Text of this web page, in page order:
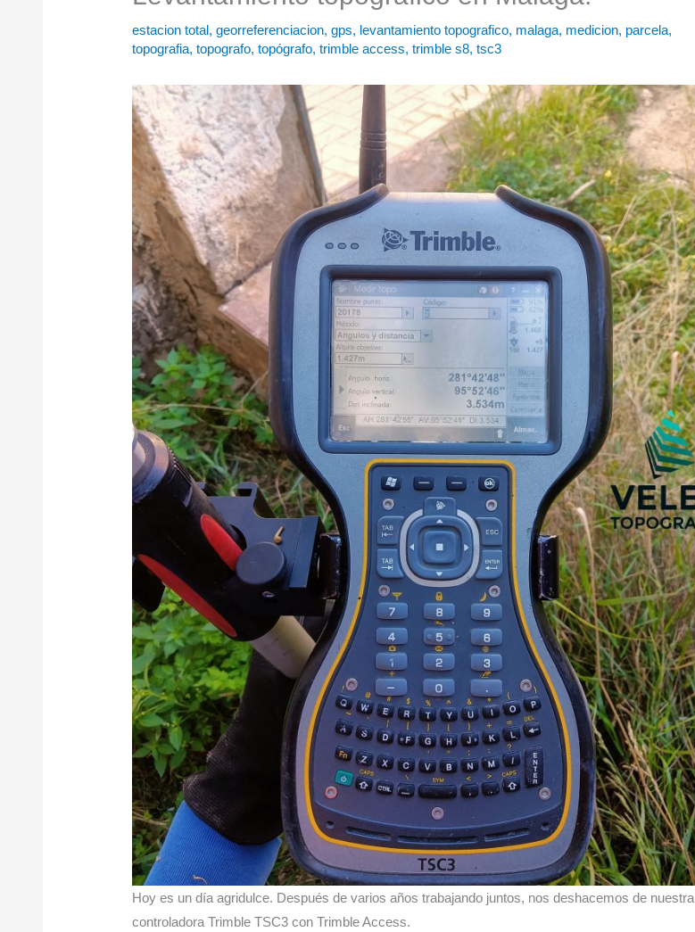
estacion total,georreferenciacion,gps, levantamiento topografico, malaga, medicion, parcela,
topografia,topografo,topógrafo,trimble access,trimble s8,tsc3
Hoy es un día agridulce. Después de varios años trabajando juntos, nos deshacemos de nuestra
controladora Trimble TSC3 con Trimble Access.